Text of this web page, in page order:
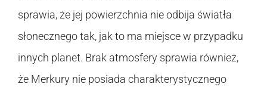
sprawia, że jej powierzchnia nie odbija światła
słonecznego tak, jak to ma miejsce w przypadku
innych planet. Brak atmosfery sprawia również,
że Merkury nie posiada charakterystycznego